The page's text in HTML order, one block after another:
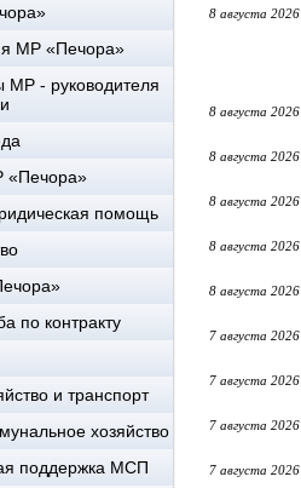
МР «Печора»
МР - руководителя
«Печора»
помощь
по контракту
и транспорт
хозяйство
поддержка МСП
8 августа 2026
8 августа 2026
8 августа 2026
8 августа 2026
8 августа 2026
8 августа 2026
7 августа 2026
7 августа 2026
7 августа 2026
7 августа 2026